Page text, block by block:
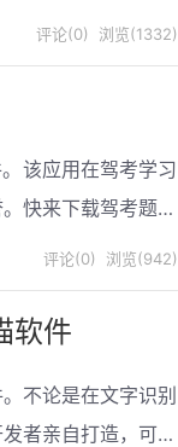
评论(0) 浏览(1332)
该应用在驾考学习
快来下载驾考题库
评论(0) 浏览(942)
软件
不论是在文字识别
者亲自打造，可信